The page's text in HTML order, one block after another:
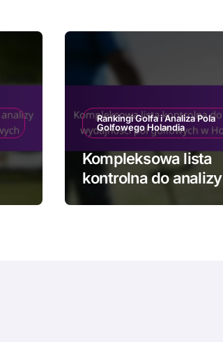
Rankingi Golfa i Analiza Pola
Golfowego Holandia
Kompleksowa lista
kontrolna do analizy